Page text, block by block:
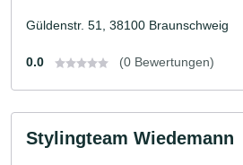
Güldenstr. 51, 38100 Braunschweig
0.0 (0 Bewertungen)
Stylingteam Wiedemann